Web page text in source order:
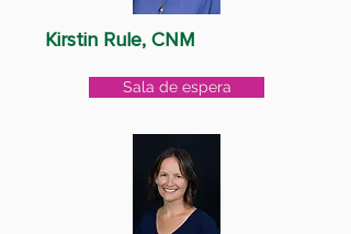
Kirstin Rule, CNM
Sala de espera